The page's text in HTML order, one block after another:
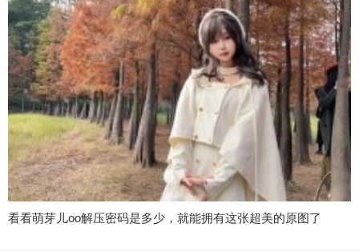
看看萌芽儿oo解压密码是多少，就能拥有这张超美的原图了